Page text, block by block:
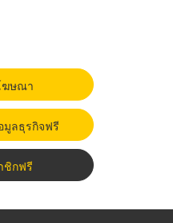
ฆษณา
มูลธุรกิจฟรี
ชิกฟรี